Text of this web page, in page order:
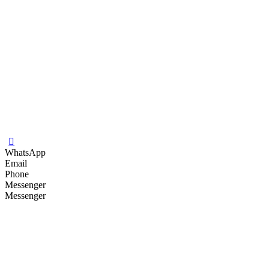
WhatsApp
Email
Phone
Messenger
Messenger